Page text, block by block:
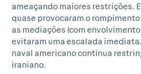
ameaçando maiores restrições.
quase provocaram o
as mediações (com
evitaram uma escalada
naval americano continua
iraniano.